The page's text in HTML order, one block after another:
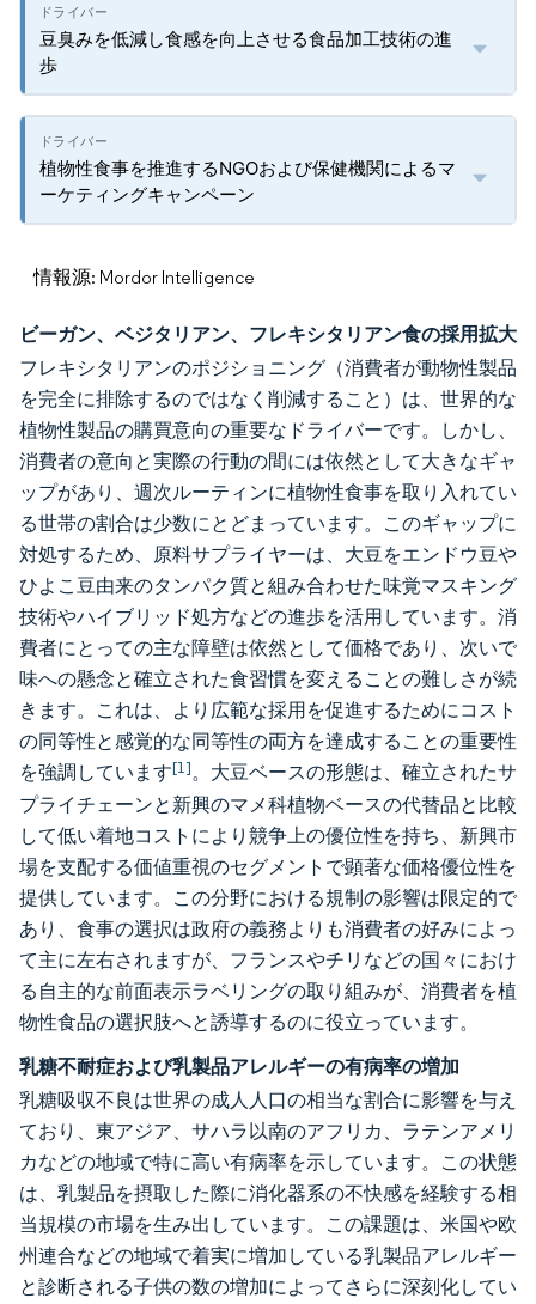
豆臭みを低減し食感を向上させる食品加工技術の進
歩
植物性食事を推進するNGOおよび保健機関によるマ
ーケティングキャンペーン
情報源: Mordor Intelligence
ビーガン、ベジタリアン、フレキシタリアン食の採用拡大
フレキシタリアンのポジショニング（消費者が動物性製品
を完全に排除するのではなく削減すること）は、世界的な
植物性製品の購買意向の重要なドライバーです。しかし、
消費者の意向と実際の行動の間には依然として大きなギャ
ップがあり、週次ルーティンに植物性食事を取り入れてい
る世帯の割合は少数にとどまっています。このギャップに
対処するため、原料サプライヤーは、大豆をエンドウ豆や
ひよこ豆由来のタンパク質と組み合わせた味覚マスキング
技術やハイブリッド処方などの進歩を活用しています。消
費者にとっての主な障壁は依然として価格であり、次いで
味への懸念と確立された食習慣を変えることの難しさが続
きます。これは、より広範な採用を促進するためにコスト
の同等性と感覚的な同等性の両方を達成することの重要性
を強調しています[1]。大豆ベースの形態は、確立されたサ
プライチェーンと新興のマメ科植物ベースの代替品と比較
して低い着地コストにより競争上の優位性を持ち、新興市
場を支配する価値重視のセグメントで顕著な価格優位性を
提供しています。この分野における規制の影響は限定的で
あり、食事の選択は政府の義務よりも消費者の好みによっ
て主に左右されますが、フランスやチリなどの国々におけ
る自主的な前面表示ラベリングの取り組みが、消費者を植
物性食品の選択肢へと誘導するのに役立っています。
乳糖不耐症および乳製品アレルギーの有病率の増加
乳糖吸収不良は世界の成人人口の相当な割合に影響を与え
ており、東アジア、サハラ以南のアフリカ、ラテンアメリ
カなどの地域で特に高い有病率を示しています。この状態
は、乳製品を摂取した際に消化器系の不快感を経験する相
当規模の市場を生み出しています。この課題は、米国や欧
州連合などの地域で着実に増加している乳製品アレルギー
と診断される子供の数の増加によってさらに深刻化してい